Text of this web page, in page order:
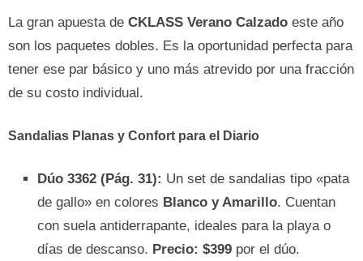
La gran apuesta de CKLASS Verano Calzado este año
son los paquetes dobles. Es la oportunidad perfecta para
tener ese par básico y uno más atrevido por una fracción
de su costo individual.
Sandalias Planas y Confort para el Diario
Dúo 3362 (Pág. 31): Un set de sandalias tipo «pata
de gallo» en colores Blanco y Amarillo. Cuentan
con suela antiderrapante, ideales para la playa o
días de descanso. Precio: $399 por el dúo.